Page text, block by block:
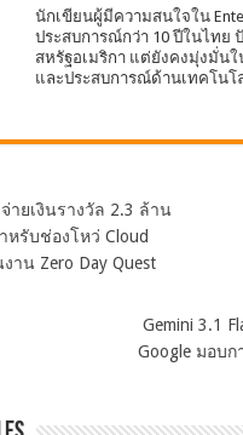
นักเขียนผู้มีความสนใจใน
ประสบการณ์กว่า 10 ปีในไทย
สหรัฐอเมริกา แต่ยังคงมุ่งมั่น
และประสบการณ์ด้านเทคโน
ายเงินรางวัล 2.3 ล้าน
หรับช่องโหว่ Cloud
าน Zero Day Quest
Gemini 3.1
Google มอบก